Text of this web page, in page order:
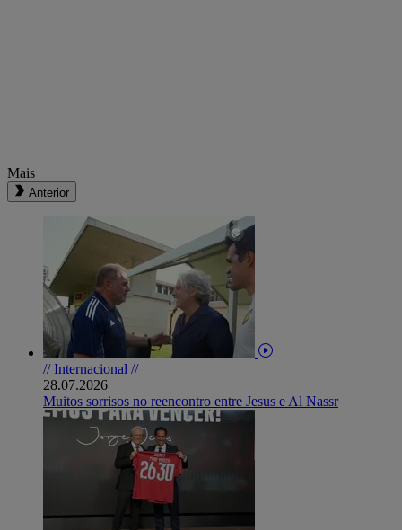
Mais
Anterior
// Internacional //
28.07.2026
Muitos sorrisos no reencontro entre Jesus e Al Nassr